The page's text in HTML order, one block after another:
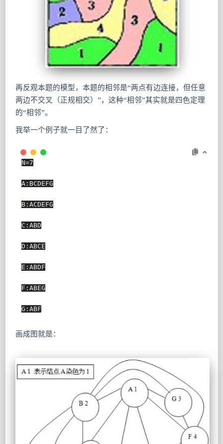
再反观本题的模型，本题的相邻是“两点有边连接，但任意
两边不交叉（正规相交）”，这种“相邻”其实就是四色定理
的“相邻”。
我举一个例子就一目了然了：
N=7
A:BCDEFG
B:ACDEFG
C:ABD
D:ABCE
E:ABDF
F:ABEG
G:ABF
画成图就是：